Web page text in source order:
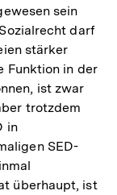
sein
darf
stärker
Funktion in der
ist zwar
trotzdem
in
SED-
überhaupt, ist